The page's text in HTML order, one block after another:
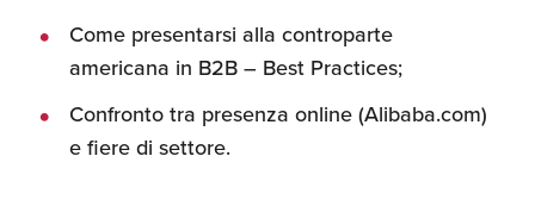
Assicurazioni, Permessi
e Licenze
Come presentarsi alla controparte
americana in B2B – Best Practices;
Confronto tra presenza online (Alibaba.com)
e fiere di settore.